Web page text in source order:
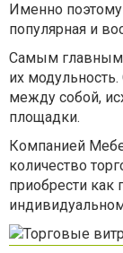
Именно поэтому
популярная и
Самым главным
их
между собой,
площадки.
Компанией
количество
приобрести как